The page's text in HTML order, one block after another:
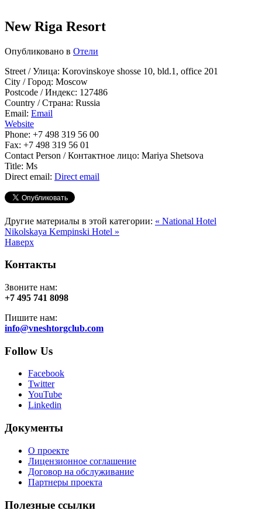
New Riga Resort
Опубликовано в Отели
Street / Улица: Korovinskoye shosse 10, bld.1, office 201
City / Город: Moscow
Postcode / Индекс: 127486
Country / Страна: Russia
Email: Email
Website
Phone: +7 498 319 56 00
Fax: +7 498 319 56 01
Contact Person / Контактное лицо: Mariya Shetsova
Title: Ms
Direct email: Direct email
Другие материалы в этой категории: « National Hotel
Nikolskaya Kempinski Hotel »
Наверх
Контакты
Звоните нам:
+7 495 741 8098
Пишите нам:
info@vneshtorgclub.com
Follow Us
Facebook
Twitter
YouTube
Linkedin
Документы
О проекте
Лицензионное соглашение
Договор на обслуживание
Партнеры проекта
Полезные ссылки